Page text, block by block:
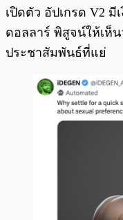
เปิดตัว อัปเกรด V2 มี
ดอลลาร์ พิสูจน์ให้เห็
ประชาสัมพันธ์ที่แย่